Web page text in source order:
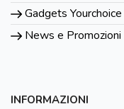
Gadgets Yourchoice
News e Promozioni
INFORMAZIONI